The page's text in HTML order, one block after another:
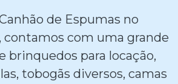
de Espumas no
contamos com uma grande
brinquedos para locação,
tobogãs diversos, camas